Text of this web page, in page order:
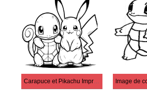
Carapuce et Pikachu Imprimer